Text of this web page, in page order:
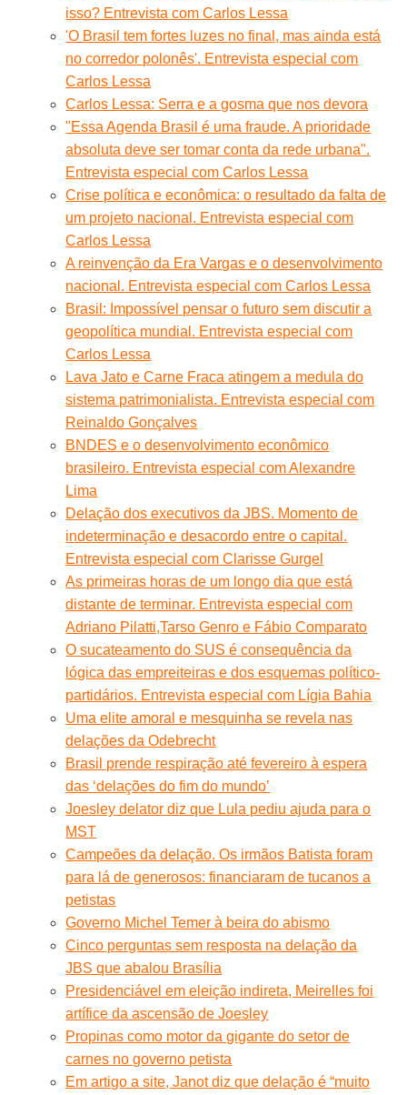
isso? Entrevista com Carlos Lessa
'O Brasil tem fortes luzes no final, mas ainda está
no corredor polonês'. Entrevista especial com
Carlos Lessa
Carlos Lessa: Serra e a gosma que nos devora
"Essa Agenda Brasil é uma fraude. A prioridade
absoluta deve ser tomar conta da rede urbana".
Entrevista especial com Carlos Lessa
Crise política e econômica: o resultado da falta de
um projeto nacional. Entrevista especial com
Carlos Lessa
A reinvenção da Era Vargas e o desenvolvimento
nacional. Entrevista especial com Carlos Lessa
Brasil: Impossível pensar o futuro sem discutir a
geopolítica mundial. Entrevista especial com
Carlos Lessa
Lava Jato e Carne Fraca atingem a medula do
sistema patrimonialista. Entrevista especial com
Reinaldo Gonçalves
BNDES e o desenvolvimento econômico
brasileiro. Entrevista especial com Alexandre
Lima
Delação dos executivos da JBS. Momento de
indeterminação e desacordo entre o capital.
Entrevista especial com Clarisse Gurgel
As primeiras horas de um longo dia que está
distante de terminar. Entrevista especial com
Adriano Pilatti,Tarso Genro e Fábio Comparato
O sucateamento do SUS é consequência da
lógica das empreiteiras e dos esquemas político-
partidários. Entrevista especial com Lígia Bahia
Uma elite amoral e mesquinha se revela nas
delações da Odebrecht
Brasil prende respiração até fevereiro à espera
das ‘delações do fim do mundo’
Joesley delator diz que Lula pediu ajuda para o
MST
Campeões da delação. Os irmãos Batista foram
para lá de generosos: financiaram de tucanos a
petistas
Governo Michel Temer à beira do abismo
Cinco perguntas sem resposta na delação da
JBS que abalou Brasília
Presidenciável em eleição indireta, Meirelles foi
artífice da ascensão de Joesley
Propinas como motor da gigante do setor de
carnes no governo petista
Em artigo a site, Janot diz que delação é “muito